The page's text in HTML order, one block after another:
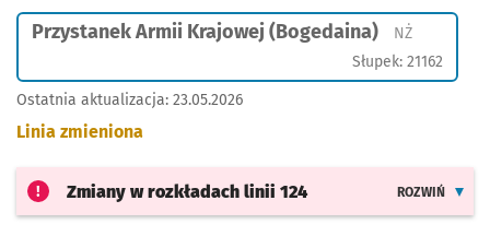
Przystanek Armii Krajowej (Bogedaina) NŻ
Słupek: 21162
Ostatnia aktualizacja: 23.05.2026
Linia zmieniona
Zmiany w rozkładach linii 124 ROZWIŃ